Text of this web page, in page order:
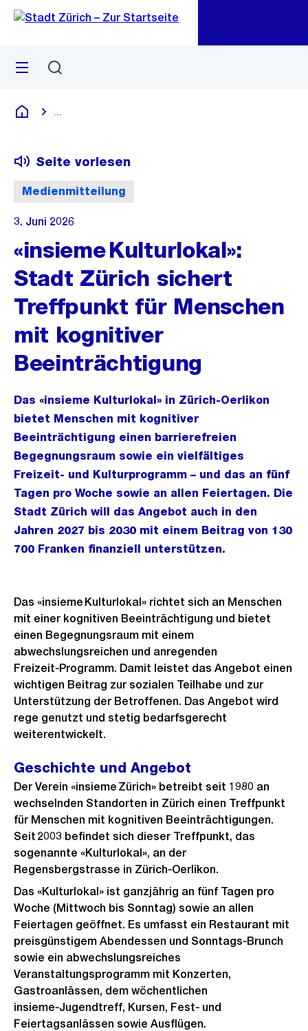
Navigation
Sprunglink
Menü
Deutsch
Medienmitteilung
Seite vorlesen
3. Juni 2026
«insieme Kulturlokal»:
Stadt Zürich sichert
Treffpunkt für Menschen
mit kognitiver
Beeinträchtigung
Das «insieme Kulturlokal» in Zürich-Oerlikon
bietet Menschen mit kognitiver
Beeinträchtigung einen barrierefreien
Begegnungsraum sowie ein vielfältiges
Freizeit- und Kulturprogramm – und das an fünf
Tagen pro Woche sowie an allen Feiertagen. Die
Stadt Zürich will das Angebot auch in den
Jahren 2027 bis 2030 mit einem Beitrag von 130
700 Franken finanziell unterstützen.
Das «insieme Kulturlokal» richtet sich an Menschen
mit einer kognitiven Beeinträchtigung und bietet
einen Begegnungsraum mit einem
abwechslungsreichen und anregenden
Freizeit‑Programm. Damit leistet das Angebot einen
wichtigen Beitrag zur sozialen Teilhabe und zur
Unterstützung der Betroffenen. Das Angebot wird
rege genutzt und stetig bedarfsgerecht
weiterentwickelt.
Geschichte und Angebot
Der Verein «insieme Zürich» betreibt seit 1980 an
wechselnden Standorten in Zürich einen Treffpunkt
für Menschen mit kognitiven Beeinträchtigungen.
Seit 2003 befindet sich dieser Treffpunkt, das
sogenannte «Kulturlokal», an der
Regensbergstrasse in Zürich‑Oerlikon.
Das «Kulturlokal» ist ganzjährig an fünf Tagen pro
Woche (Mittwoch bis Sonntag) sowie an allen
Feiertagen geöffnet. Es umfasst ein Restaurant mit
preisgünstigem Abendessen und Sonntags‑Brunch
sowie ein abwechslungsreiches
Veranstaltungsprogramm mit Konzerten,
Gastroanlässen, dem wöchentlichen
insieme‑Jugendtreff, Kursen, Fest‑ und
Feiertagsanlässen sowie Ausflügen.